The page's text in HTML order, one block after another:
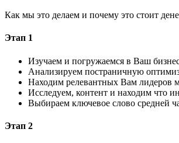
Как мы это делаем и почему это стоит
Этап 1
Изучаем и погружаемся в Ваш
Анализируем постраничную
Находим релевантных Вам лидеров
Исследуем, контент и находим что
Выбираем ключевое слово средней
Этап 2